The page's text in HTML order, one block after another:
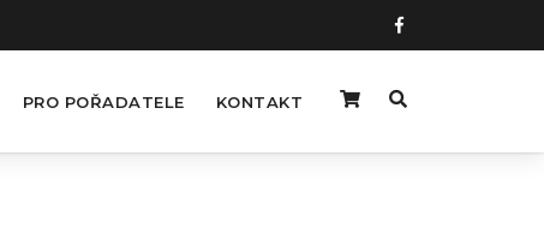
PRO POŘADATELE KONTAKT